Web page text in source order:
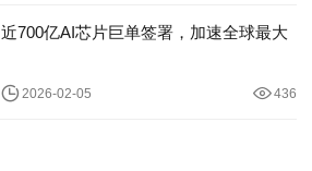
近700亿AI芯片巨单签署，加速全球最大
2026-02-05 436